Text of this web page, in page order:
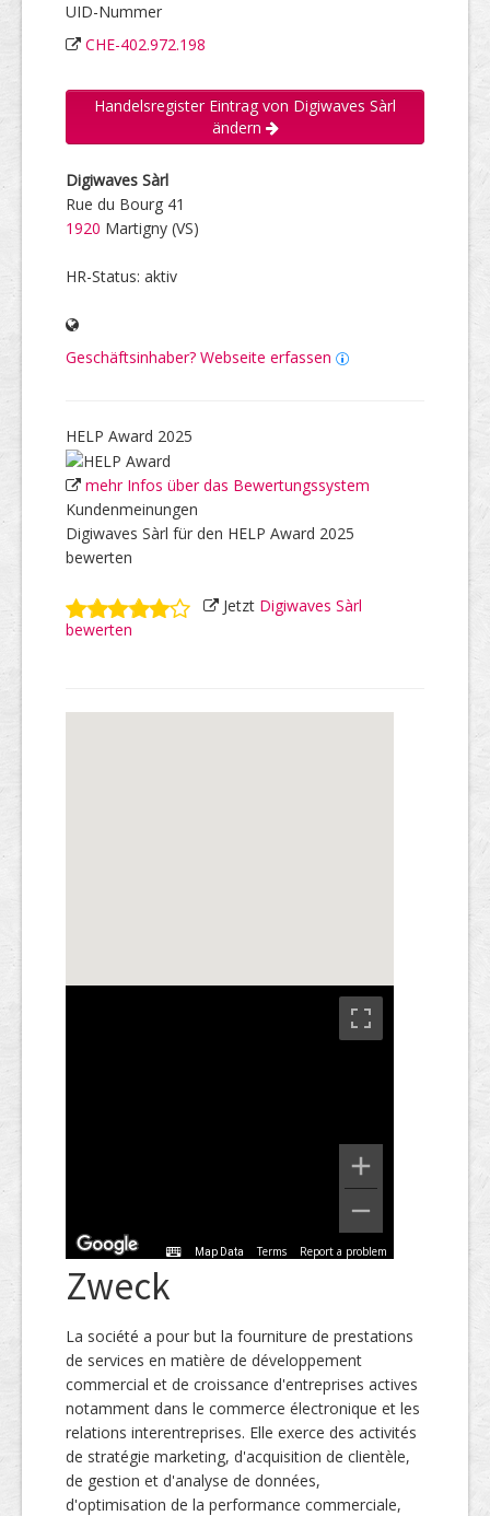
UID-Nummer
CHE-402.972.198
Handelsregister Eintrag von Digiwaves Sàrl
ändern
Digiwaves Sàrl
Rue du Bourg 41
1920 Martigny (VS)
HR-Status: aktiv
Geschäftsinhaber? Webseite erfassen
HELP Award 2025
mehr Infos über das Bewertungssystem
Kundenmeinungen
Digiwaves Sàrl für den HELP Award 2025
bewerten
Jetzt Digiwaves Sàrl
bewerten
Map Data Terms Report a problem
Zweck
La société a pour but la fourniture de prestations
de services en matière de développement
commercial et de croissance d'entreprises actives
notamment dans le commerce électronique et les
relations interentreprises. Elle exerce des activités
de stratégie marketing, d'acquisition de clientèle,
de gestion et d'analyse de données,
d'optimisation de la performance commerciale,